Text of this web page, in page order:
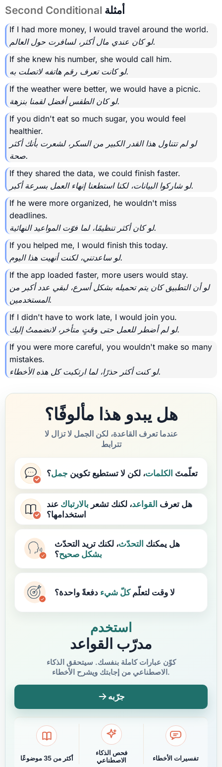
Second Conditional أمثلة
If I had more money, I would travel around the world.
لو كان عندي مال أكثر، لسافرت حول العالم.
If she knew his number, she would call him.
لو كانت تعرف رقم هاتفه لاتصلت به.
If the weather were better, we would have a picnic.
لو كان الطقس أفضل لقمنا بنزهة.
If you didn't eat so much sugar, you would feel
healthier.
لو لم تتناول هذا القدر الكبير من السكر، لشعرت بأنك أكثر
صحة.
If they shared the data, we could finish faster.
لو شاركوا البيانات، لكنا استطعنا إنهاء العمل بسرعة أكبر.
If he were more organized, he wouldn't miss
deadlines.
لو كان أكثر تنظيمًا، لما فوّت المواعيد النهائية.
If you helped me, I would finish this today.
لو ساعدتني، لكنت أنهيت هذا اليوم.
If the app loaded faster, more users would stay.
لو أن التطبيق كان يتم تحميله بشكل أسرع، لبقي عدد أكبر من
المستخدمين.
If I didn't have to work late, I would join you.
لو لم أضطر للعمل حتى وقتٍ متأخر، لانضممتُ إليك.
If you were more careful, you wouldn't make so many
mistakes.
لو كنت أكثر حذرًا، لما ارتكبت كل هذه الأخطاء.
هل يبدو هذا مألوفًا؟
عندما تعرف القاعدة، لكن الجمل لا تزال لا
تترابط
تعلّمتَ الكلمات، لكن لا تستطيع تكوين جمل؟
هل تعرف القواعد، لكنك تشعر بالارتباك عند
استخدامها؟
هل يمكنك التحدّث، لكنك تريد التحدّث
بشكل صحيح؟
لا وقت لتعلّمكلّ شيء دفعةً واحدة؟
استخدم
مدرّب القواعد
كوّن عبارات كاملة بنفسك. سيتحقق الذكاء
الاصطناعي من إجابتك ويشرح الأخطاء.
جرّبه
أكثر من 35 موضوعًا
فحص الذكاء
الاصطناعي
تفسيرات الأخطاء